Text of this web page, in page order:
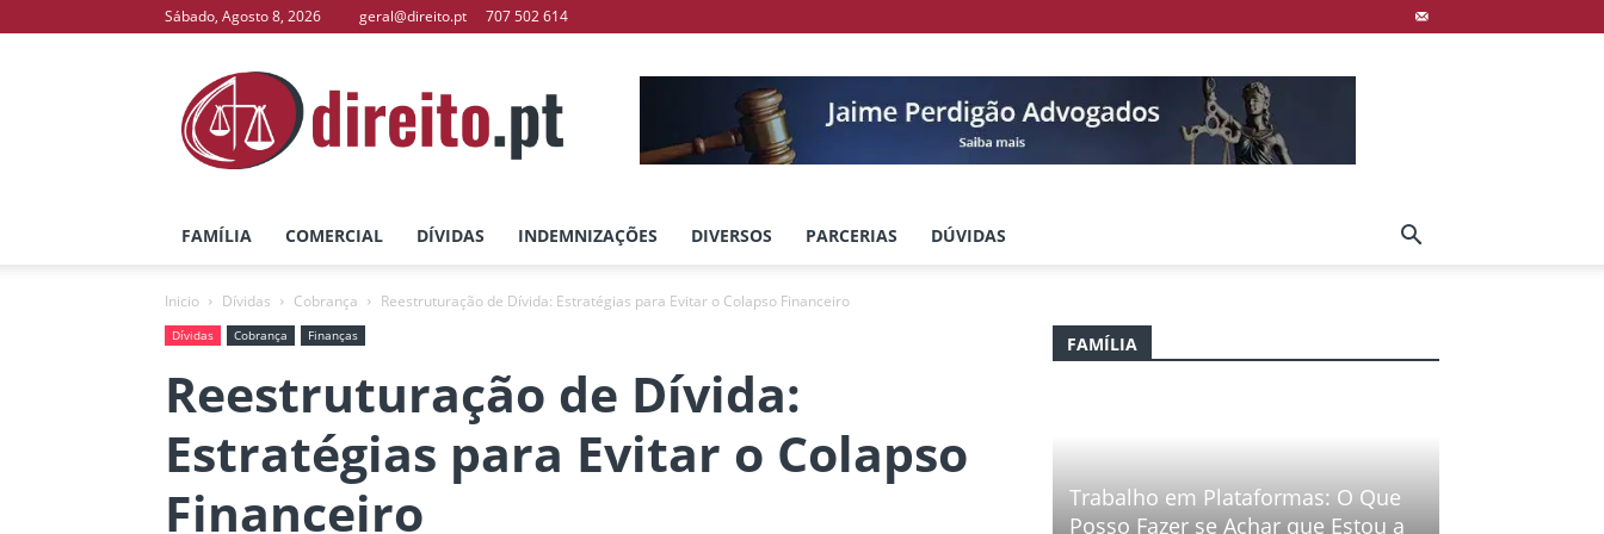
Sábado, Agosto 8, 2026 geral@direito.pt 707 502 614
direito.pt
–
O
Seu
Direito
FAMÍLIA COMERCIAL DÍVIDAS INDEMNIZAÇÕES DIVERSOS PARCERIAS DÚVIDAS
Inicio Dívidas Cobrança Reestruturação de Dívida: Estratégias para Evitar o Colapso Financeiro
Dívidas Cobrança Finanças
Reestruturação de Dívida:
Estratégias para Evitar o Colapso
Financeiro
FAMÍLIA
Trabalho em Plataformas: O Que
Posso Fazer se Achar que Estou a